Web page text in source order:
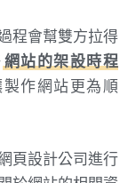
程會幫雙方拉得
網站的架設時程
作網站更為順
頁設計公司進行